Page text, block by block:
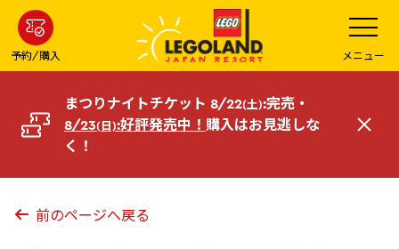
ン
コ
へ
予約/購入
メ
ニ
ュ
ー
を
開
メニュー
まつりナイトチケット 8/22(土):完売・
8/23(日):好評発売中！ 購入はお見逃しな
く！
閉
前のページへ戻る